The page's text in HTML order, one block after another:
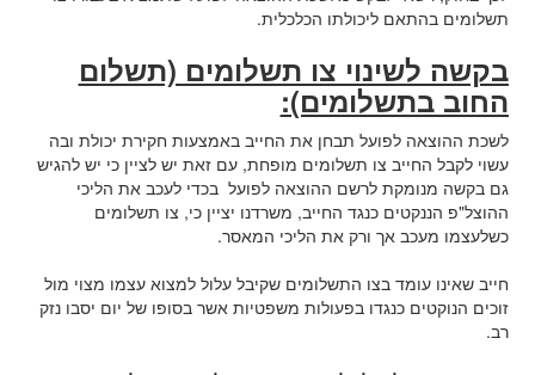
תשלומים בהתאם ליכולתו הכלכלית.
בקשה לשינוי צו תשלומים (תשלום
החוב בתשלומים):
לשכת ההוצאה לפועל תבחן את החייב באמצעות חקירת יכולת ובה
עשוי לקבל החייב צו תשלומים מופחת, עם זאת יש לציין כי יש להגיש
גם בקשה מנומקת לרשם ההוצאה לפועל בכדי לעכב את הליכי
ההוצל"פ הננקטים כנגד החייב, משרדנו יציין כי, צו תשלומים
כשלעצמו מעכב אך ורק את הליכי המאסר.
חייב שאינו עומד בצו התשלומים שקיבל עלול למצוא עצמו מצוי מול
זוכים הנוקטים כנגדו בפעולות משפטיות אשר בסופו של יום יסבו נזק
רב.